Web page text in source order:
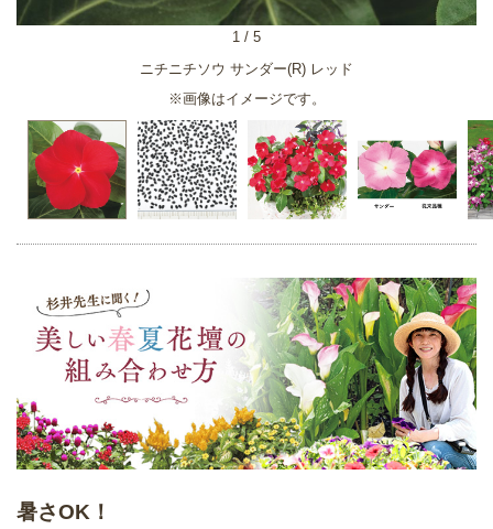
ニチニチソウ サンダー(R) レッド
※画像はイメージです。
1 / 5
暑さOK！